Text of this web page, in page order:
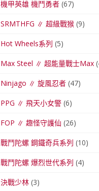
機甲英雄 機鬥勇者(67)
SRMTHFG ∥ 超級戰猴(9)
Hot Wheels系列 (5)
Max Steel ∥ 超能量戰士Max
Ninjago ∥ 旋風忍者(47)
PPG ∥ 飛天小女警(6)
FOP ∥ 趣怪守護仙 (26)
戰鬥陀螺 鋼鐵奇兵系列 (10)
戰鬥陀螺 爆烈世代系列 (4)
決戰少林(3)